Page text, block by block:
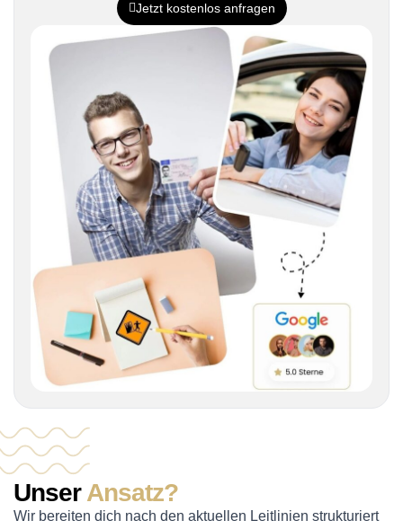
Jetzt kostenlos anfragen
UnserAnsatz?
Wir bereiten dich nach den aktuellen Leitlinien strukturiert